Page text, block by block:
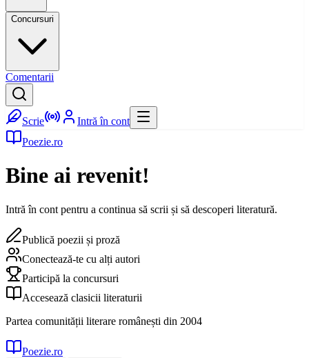
Concursuri
Comentarii
Scrie
Intră în cont
Poezie.ro
Bine ai revenit!
Intră în cont pentru a continua să scrii și să descoperi literatură.
Publică poezii și proză
Conectează-te cu alți autori
Participă la concursuri
Accesează clasicii literaturii
Partea comunității literare românești din 2004
Poezie.ro